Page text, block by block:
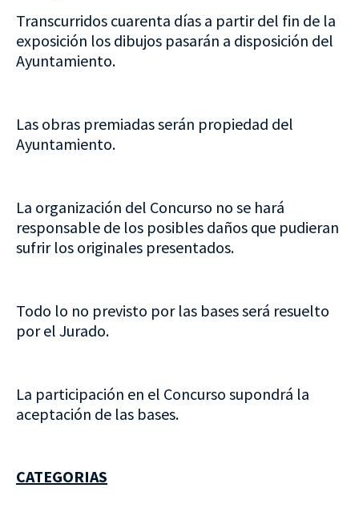
Transcurridos cuarenta días a partir del fin de la
exposición los dibujos pasarán a disposición del
Ayuntamiento.
Las obras premiadas serán propiedad del
Ayuntamiento.
La organización del Concurso no se hará
responsable de los posibles daños que pudieran
sufrir los originales presentados.
Todo lo no previsto por las bases será resuelto
por el Jurado.
La participación en el Concurso supondrá la
aceptación de las bases.
CATEGORIAS